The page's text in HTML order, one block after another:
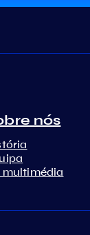
nós
multimédia